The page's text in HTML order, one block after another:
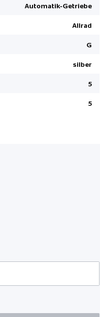
Automatik-Getriebe
Allrad
G
silber
5
5